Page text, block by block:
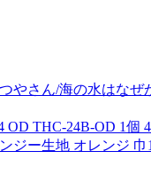
さん/海の水はな
THC-24B-OD 1個
ー生地 オレンジ 巾